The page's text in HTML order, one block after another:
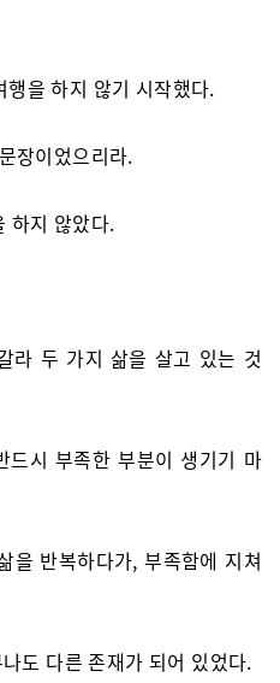
을 하지 않기 시작했다.
장이었으리라.
하지 않았다.
라 두 가지 삶을 살고 있는 것
드시 부족한 부분이 생기기 마
을 반복하다가, 부족함에 지쳐
도 다른 존재가 되어 있었다.